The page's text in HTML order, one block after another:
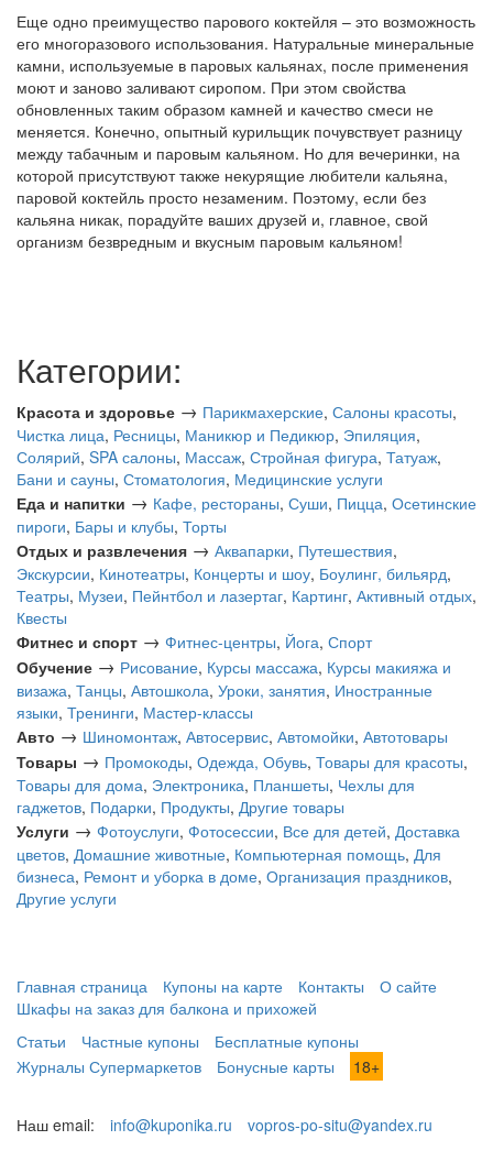
Еще одно преимущество парового коктейля – это возможность
его многоразового использования. Натуральные минеральные
камни, используемые в паровых кальянах, после применения
моют и заново заливают сиропом. При этом свойства
обновленных таким образом камней и качество смеси не
меняется. Конечно, опытный курильщик почувствует разницу
между табачным и паровым кальяном. Но для вечеринки, на
которой присутствуют также некурящие любители кальяна,
паровой коктейль просто незаменим. Поэтому, если без
кальяна никак, порадуйте ваших друзей и, главное, свой
организм безвредным и вкусным паровым кальяном!
Категории:
Красота и здоровье → Парикмахерские, Салоны красоты,
Чистка лица, Ресницы, Маникюр и Педикюр, Эпиляция,
Солярий, SPA салоны, Массаж, Стройная фигура, Татуаж,
Бани и сауны, Стоматология, Медицинские услуги
Еда и напитки → Кафе, рестораны, Суши, Пицца, Осетинские
пироги, Бары и клубы, Торты
Отдых и развлечения → Аквапарки, Путешествия,
Экскурсии, Кинотеатры, Концерты и шоу, Боулинг, бильярд,
Театры, Музеи, Пейнтбол и лазертаг, Картинг, Активный отдых,
Квесты
Фитнес и спорт → Фитнес-центры, Йога, Спорт
Обучение → Рисование, Курсы массажа, Курсы макияжа и
визажа, Танцы, Автошкола, Уроки, занятия, Иностранные
языки, Тренинги, Мастер-классы
Авто → Шиномонтаж, Автосервис, Автомойки, Автотовары
Товары → Промокоды, Одежда, Обувь, Товары для красоты,
Товары для дома, Электроника, Планшеты, Чехлы для
гаджетов, Подарки, Продукты, Другие товары
Услуги → Фотоуслуги, Фотосессии, Все для детей, Доставка
цветов, Домашние животные, Компьютерная помощь, Для
бизнеса, Ремонт и уборка в доме, Организация праздников,
Другие услуги
Главная страница Купоны на карте Контакты
О сайте
Шкафы на заказ для балкона и прихожей
Статьи
Частные купоны
Бесплатные купоны
Журналы Супермаркетов
Бонусные карты 18+
Наш email: info@kuponika.ru
vopros-po-situ@yandex.ru